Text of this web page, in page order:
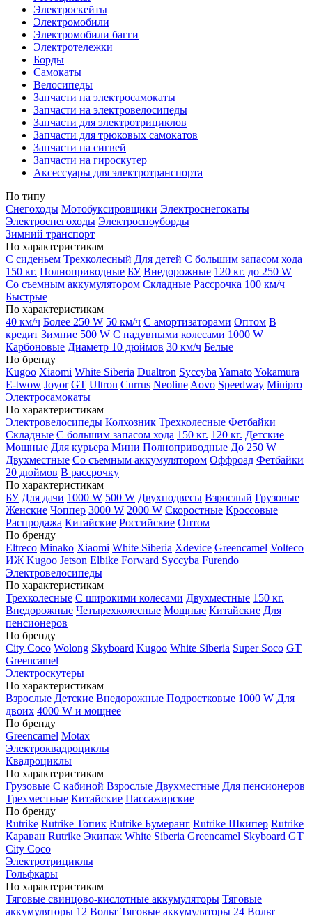
Электроскейты
Электромобили
Электромобили багги
Электротележки
Борды
Самокаты
Велосипеды
Запчасти на электросамокаты
Запчасти на электровелосипеды
Запчасти для электротрициклов
Запчасти для трюковых самокатов
Запчасти на сигвей
Запчасти на гироскутер
Аксессуары для электротранспорта
По типу
Снегоходы Мотобуксировщики Электроснегокаты
Электроснегоходы Электросноуборды
Зимний транспорт
По характеристикам
С сиденьем Трехколесный Для детей С большим запасом хода
150 кг. Полноприводные БУ Внедорожные 120 кг. до 250 W
Со съемным аккумулятором Складные Рассрочка 100 км/ч
Быстрые
По характеристикам
40 км/ч Более 250 W 50 км/ч С амортизаторами Оптом В
кредит Зимние 500 W С надувными колесами 1000 W
Карбоновые Диаметр 10 дюймов 30 км/ч Белые
По бренду
Kugoo Xiaomi White Siberia Dualtron Syccyba YamatoYokamura
E-twow Joyor GT Ultron Currus Neoline Aovo Speedway Minipro
Электросамокаты
По характеристикам
Электровелосипеды Колхозник Трехколесные Фетбайки
Складные С большим запасом хода 150 кг. 120 кг. Детские
Мощные Для курьера Мини Полноприводные До 250 W
Двухместные Со съемным аккумулятором Оффроад Фетбайки
20 дюймов В рассрочку
По характеристикам
БУ Для дачи 1000 W 500 W Двухподвесы Взрослый Грузовые
Женские Чоппер 3000 W 2000 W Скоростные Кроссовые
Распродажа Китайские Российские Оптом
По бренду
Eltreco Minako Xiaomi White Siberia Xdevice Greencamel Volteco
ИЖ Kugoo Jetson Elbike Forward Syccyba Furendo
Электровелосипеды
По характеристикам
Трехколесные С широкими колесами Двухместные 150 кг.
Внедорожные Четырехколесные Мощные Китайские Для
пенсионеров
По бренду
City Coco Wolong Skyboard Kugoo White Siberia Super Soco GT
Greencamel
Электроскутеры
По характеристикам
Взрослые Детские Внедорожные Подростковые 1000 W Для
двоих 4000 W и мощнее
По бренду
Greencamel Motax
Электроквадроциклы
Квадроциклы
По характеристикам
Грузовые С кабиной Взрослые Двухместные Для пенсионеров
Трехместные Китайские Пассажирские
По бренду
Rutrike Rutrike Топик Rutrike Бумеранг Rutrike Шкипер Rutrike
Караван Rutrike Экипаж White Siberia Greencamel Skyboard GT
City Coco
Электротрициклы
Гольфкары
По характеристикам
Тяговые свинцово-кислотные аккумуляторы Тяговые
аккумуляторы 12 Вольт Тяговые аккумуляторы 24 Вольт